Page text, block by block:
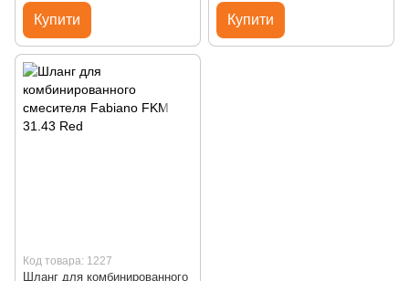
Купити Купити
Код товара: 1227
Шланг для комбинированного